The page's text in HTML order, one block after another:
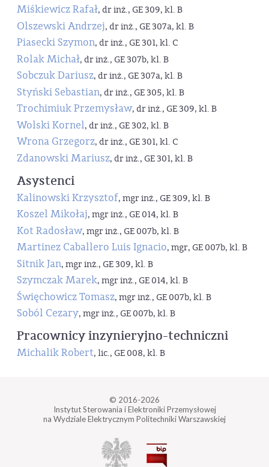
Miśkiewicz Rafał, dr inż., GE 309, kl. B
Olszewski Andrzej, dr inż., GE 307a, kl. B
Piasecki Szymon, dr inż., GE 301, kl. C
Rolak Michał, dr inż., GE 307b, kl. B
Sobczuk Dariusz, dr inż., GE 307a, kl. B
Styński Sebastian, dr inż., GE 305, kl. B
Trochimiuk Przemysław, dr inż., GE 309, kl. B
Wolski Kornel, dr inż., GE 302, kl. B
Wrona Grzegorz, dr inż., GE 301, kl. C
Zdanowski Mariusz, dr inż., GE 301, kl. B
Asystenci
Kalinowski Krzysztof, mgr inż., GE 309, kl. B
Koszel Mikołaj, mgr inż., GE 014, kl. B
Kot Radosław, mgr inż., GE 007b, kl. B
Martinez Caballero Luis Ignacio, mgr, GE 007b, kl. B
Sitnik Jan, mgr inż., GE 309, kl. B
Szymczak Marek, mgr inż., GE 014, kl. B
Święchowicz Tomasz, mgr inż., GE 007b, kl. B
Soból Cezary, mgr inż., GE 007b, kl. B
Pracownicy inzynieryjno-techniczni
Michalik Robert, lic., GE 008, kl. B
© 2016-2026
Instytut Sterowania i Elektroniki Przemysłowej
na Wydziale Elektrycznym Politechniki Warszawskiej